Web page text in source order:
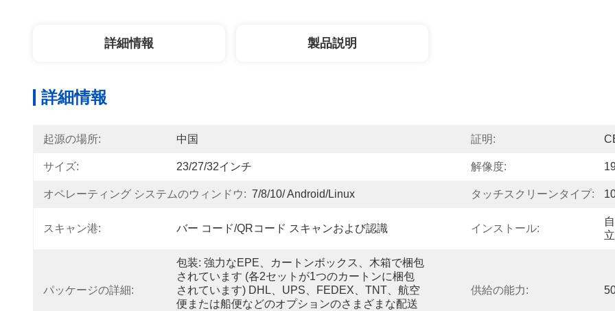
詳細情報 製品説明
詳細情報
起源の場所: 中国 証明:
サイズ: 23/27/32インチ 解像度:
オペレーティング システムのウィンドウ: 7/8/10/ Android/Linux タッチスクリーンタイプ:
スキャン港: バー コード/QRコード スキャンおよび認識 インストール:
パッケージの詳細:
包装: 強力なEPE、カートンボックス、木箱で梱包
されています (各2セットが1つのカートンに梱包
されています) DHL、UPS、FEDEX、TNT、航空
便または船便などのオプションのさまざまな配送
供給の能力: